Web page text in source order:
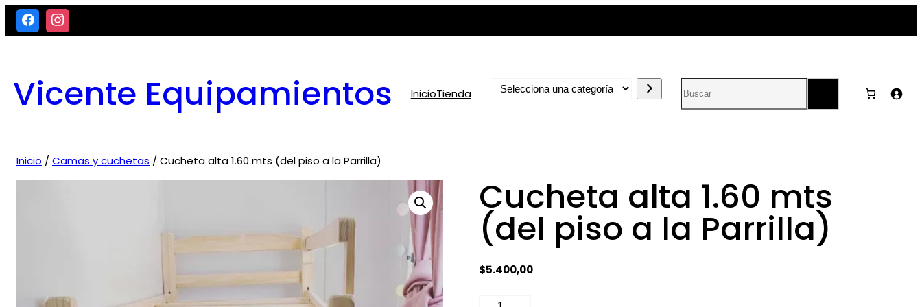
Saltar
Vicente Equipamientos InicioTienda
Selecciona
Inicio /Camas y cuchetas / Cucheta alta 1.60 mts (del piso a la Parrilla)
Cucheta alta 1.60 mts
(del piso a la Parrilla)
$5.400,00
Cucheta